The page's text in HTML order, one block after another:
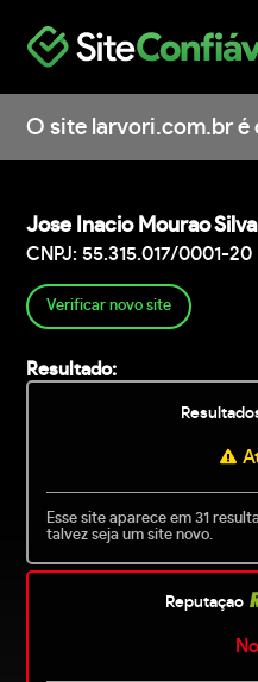
O site larvori.com.br é
Jose Inacio Mourao Silva
CNPJ: 55.315.017/0001-20
Verificar novo site
Resultado:
Esse site aparece em 31
talvez seja um site novo.
Reputaçao